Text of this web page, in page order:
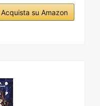
Acquista su Amazon